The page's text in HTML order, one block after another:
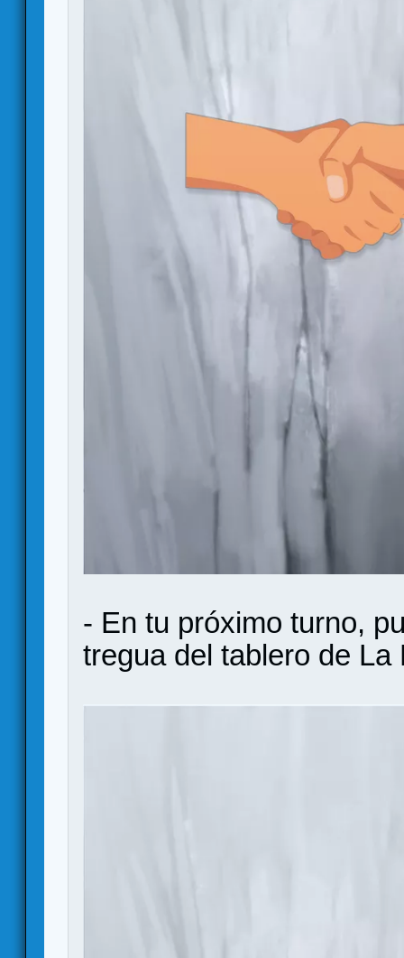
- En tu próximo turno,
tregua del tablero de